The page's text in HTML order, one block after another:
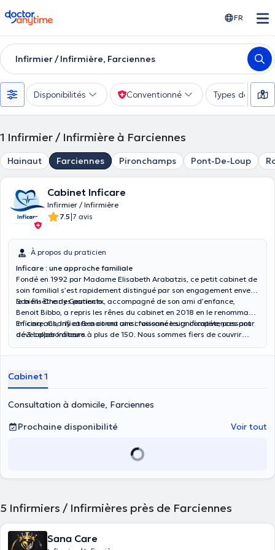
doctoranytime FR
Infirmier / Infirmière, Farciennes
Disponibilités Conventionné Types de
1 Infirmier / Infirmière à Farciennes
Hainaut Farciennes Pironchamps Pont-De-Loup
Cabinet Inficare
Infirmier / Infirmière
7.5|7 avis
À propos du praticien
Inficare : une approche familiale
Fondé en 1992 par Madame Elisabeth Arabatzis, ce petit cabinet de
soin familial s’est rapidement distingué par son engagement envers
le bien-être des patients.
Son fils Charly Geurinckx, accompagné de son ami d’enfance,
Benoit Bibbo, a repris les rênes du cabinet en 2018 en le renommant
Inficare. Charly et Benoit ont ainsi fusionné leurs compétences pour
développer Inficare.
En cinq ans, Inficare a connu une croissance significative, passant
de 3 collaborateurs à plus de 150. Nous sommes fiers de couvrir
Liège. Nous intervenons aussi au sein de la région de Bruxelles.
Cabinet 1
Consultation à domicile, Farciennes
Prochaine disponibilité
Voir tout
5 Infirmiers / Infirmières près de Farciennes
Sana Care